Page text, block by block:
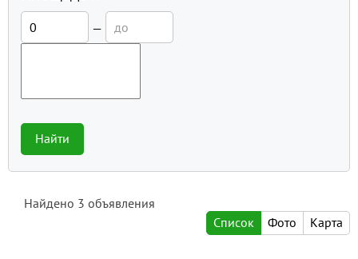
—
Найти
Найдено 3 объявления
Список
Фото Карта